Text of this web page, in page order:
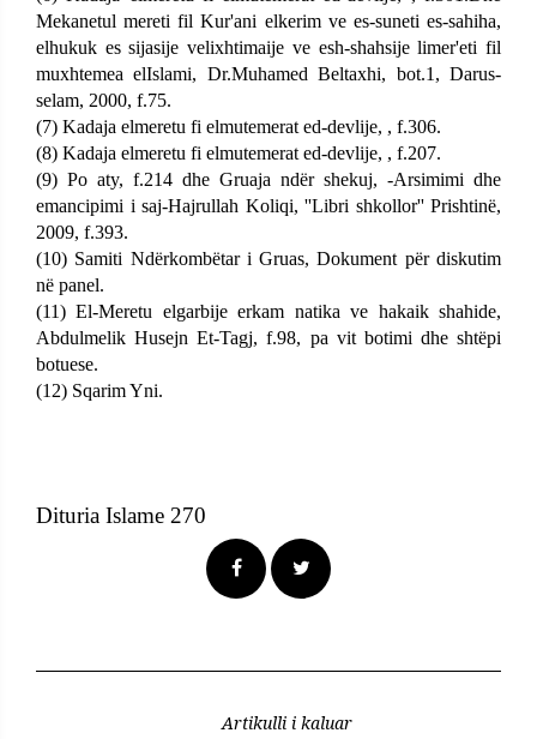
Mekanetul mereti fil Kur'ani elkerim ve es-suneti es-sahiha,
elhukuk es sijasije velixhtimaije ve esh-shahsije limer'eti fil
muxhtemea elIslami, Dr.Muhamed Beltaxhi, bot.1, Darus-
selam, 2000, f.75.
(7) Kadaja elmeretu fi elmutemerat ed-devlije, , f.306.
(8) Kadaja elmeretu fi elmutemerat ed-devlije, , f.207.
(9) Po aty, f.214 dhe Gruaja ndër shekuj, -Arsimimi dhe
emancipimi i saj-Hajrullah Koliqi, ''Libri shkollor'' Prishtinë,
2009, f.393.
(10) Samiti Ndërkombëtar i Gruas, Dokument për diskutim
në panel.
(11) El-Meretu elgarbije erkam natika ve hakaik shahide,
Abdulmelik Husejn Et-Tagj, f.98, pa vit botimi dhe shtëpi
botuese.
(12) Sqarim Yni.
Dituria Islame 270
Artikulli i kaluar